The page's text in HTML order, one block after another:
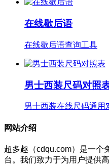
在线歇后语
在线歇后语查询工具
男士西装尺码对照
男士西装在线尺码通用
网站介绍
超多趣（cdqu.com）是一个
台。我们致力于为用户提供